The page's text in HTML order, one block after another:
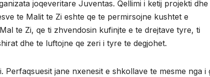
joqeveritare Juventas. Qellimi i ketij projekti dhe
te Malit te Zi eshte qe te permirsojne kushtet e
te Zi, qe ti zhvendosin kufinjte e te drejtave tyre, ti
dhe te luftojne qe zeri i tyre te degjohet.
jane nxenesit e shkollave te mesme nga i